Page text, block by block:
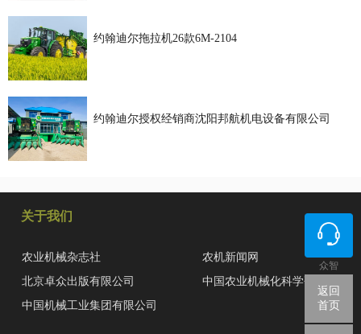
约翰迪尔拖拉机26款6M-2104
约翰迪尔授权经销商沈阳邦航机电设备有限公司
众智
返回
首页
关于我们
农业机械杂志社
农机新闻网
北京卓众出版有限公司
中国农业机械化科学研究院
中国机械工业集团有限公司